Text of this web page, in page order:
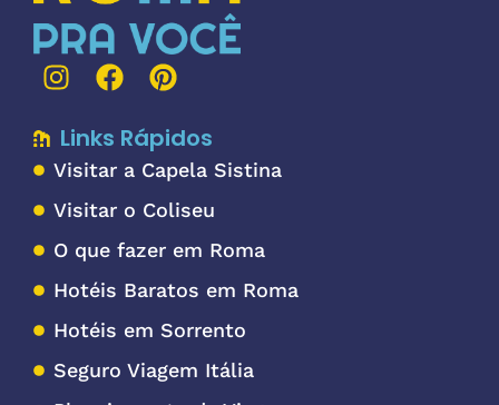
Links Rápidos
Visitar a Capela Sistina
Visitar o Coliseu
O que fazer em Roma
Hotéis Baratos em Roma
Hotéis em Sorrento
Seguro Viagem Itália